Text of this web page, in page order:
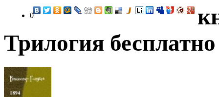
0
Трилогия